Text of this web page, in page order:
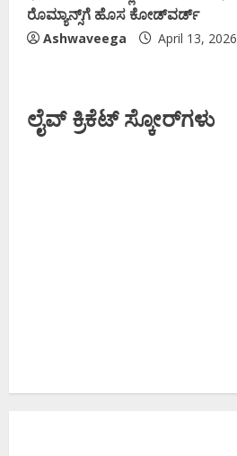
ರೊಮ್ಯಾನ್ಸ್‌ಗೆ ಹೊಸ ಕೋಡ್‌ವರ್ಡ್
Ashwaveega April 13, 2026
ಲೈವ್ ಕ್ರಿಕೆಟ್ ಸ್ಕೋರ್‌ಗಳು